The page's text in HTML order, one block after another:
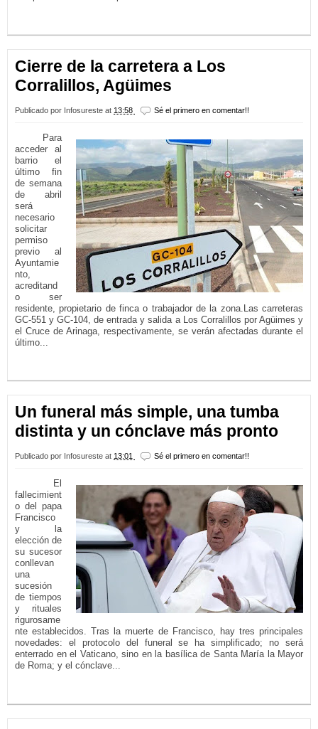
Cierre de la carretera a Los
Corralillos, Agüimes
Publicado por Infosureste at 13:58 Sé el primero en comentar!!
Para
acceder al
barrio el
último fin
de semana
de abril
será
necesario
solicitar
permiso
previo al
Ayuntamie
nto,
acreditand
o ser
residente, propietario de finca o trabajador de la zona.Las carreteras
GC-551 y GC-104, de entrada y salida a Los Corralillos por Agüimes y
el Cruce de Arinaga, respectivamente, se verán afectadas durante el
último...
Un funeral más simple, una tumba
distinta y un cónclave más pronto
Publicado por Infosureste at 13:01 Sé el primero en comentar!!
El
fallecimient
o del papa
Francisco
y la
elección de
su sucesor
conllevan
una
sucesión
de tiempos
y rituales
rigurosame
nte establecidos. Tras la muerte de Francisco, hay tres principales
novedades: el protocolo del funeral se ha simplificado; no será
enterrado en el Vaticano, sino en la basílica de Santa María la Mayor
de Roma; y el cónclave...